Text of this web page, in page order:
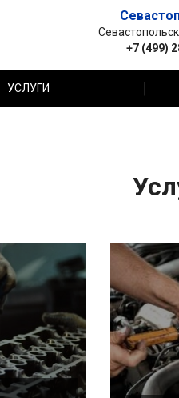
+7 (499)
УСЛУГИ